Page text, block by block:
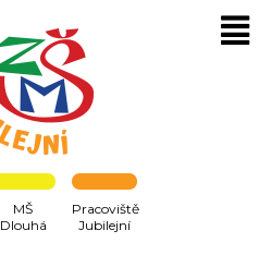
MŠ
Dlouhá
Pracoviště
Jubilejní